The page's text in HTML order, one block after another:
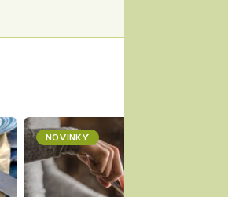
NOVINKY